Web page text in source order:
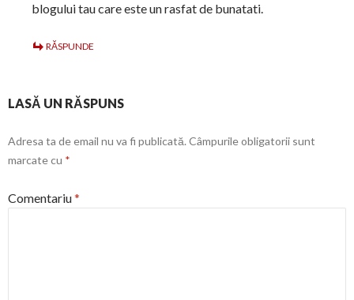
blogului tau care este un rasfat de bunatati.
RĂSPUNDE
LASĂ UN RĂSPUNS
Adresa ta de email nu va fi publicată. Câmpurile obligatorii sunt
marcate cu *
Comentariu*